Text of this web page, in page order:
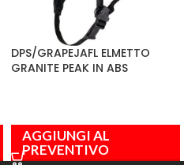
DPS/GRAPEJAFL ELMETTO
GRANITE PEAK IN ABS
AGGIUNGI AL
PREVENTIVO